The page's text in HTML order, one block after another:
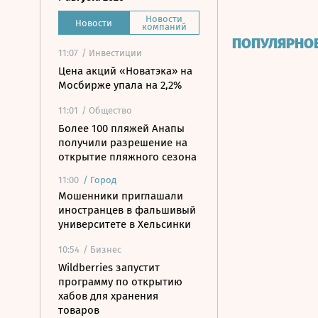
Новости Новости
компаний
11:07 / Инвестиции
Цена акций «Новатэка» на
Мосбирже упала на 2,2%
11:01 / Общество
Более 100 пляжей Анапы
получили разрешение на
открытие пляжного сезона
11:00 / Город
Мошенники приглашали
иностранцев в фальшивый
университете в Хельсинки
10:54 / Бизнес
Wildberries запустит
программу по открытию
хабов для хранения
товаров